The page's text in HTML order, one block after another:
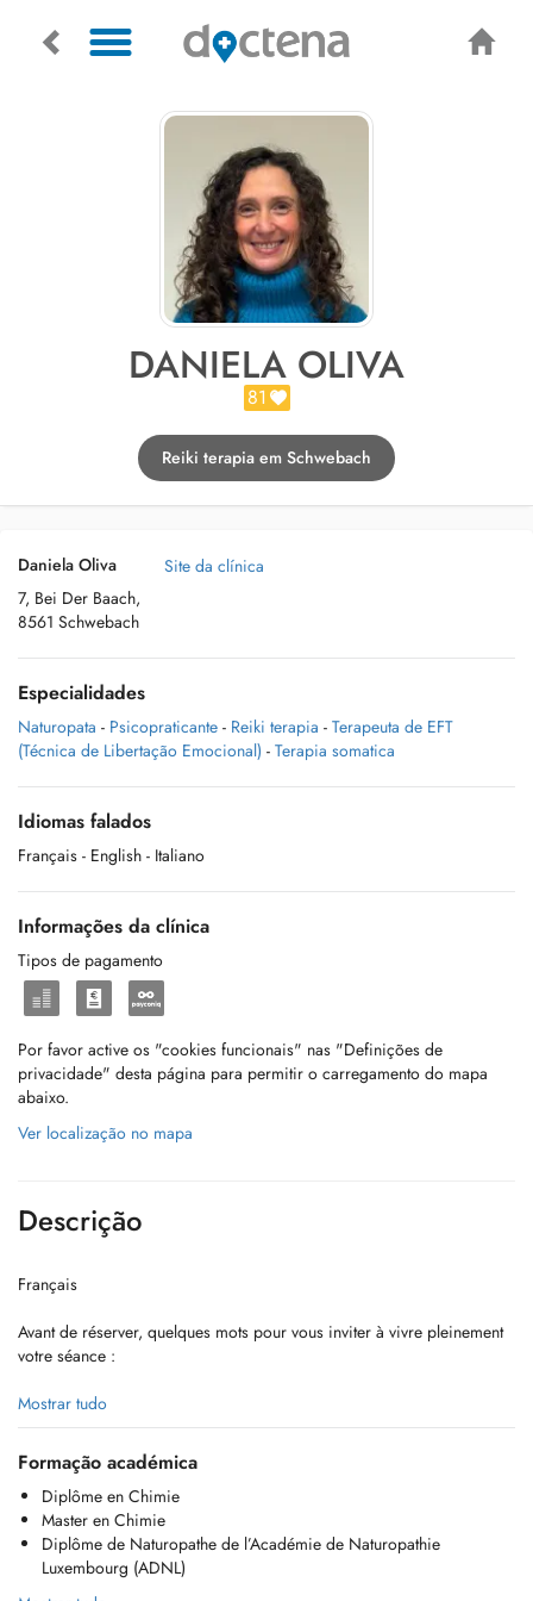
DANIELA OLIVA
81
Reiki terapia em Schwebach
Daniela Oliva
7, Bei Der Baach,
8561 Schwebach
Site da clínica
Especialidades
Naturopata - Psicopraticante - Reiki terapia - Terapeuta de EFT
(Técnica de Libertação Emocional) - Terapia somatica
Idiomas falados
Français - English - Italiano
Informações da clínica
Tipos de pagamento
Por favor active os "cookies funcionais" nas "Definições de
privacidade" desta página para permitir o carregamento do mapa
abaixo.
Ver localização no mapa
Descrição
Français
Avant de réserver, quelques mots pour vous inviter à vivre pleinement
votre séance :
Mon accompagnement est un espace daccueil, pensé pour votre bien-
être.
Je vous invite, si possible, à réserver votre séance à un moment où
vous pouvez vous offrir ce temps, sans être pressés par des
contraintes horaires ni avoir à regarder lhorloge.
Ainsi, vous pourrez profiter de ce moment dans la douceur, le calme
et la présence, en toute sérénité.
Vous pouvez choisir parmi les motifs de visite suivants :
Mostrar tudo
Formação académica
Diplôme en Chimie
Master en Chimie
Diplôme de Naturopathe de l’Académie de Naturopathie
Luxembourg (ADNL)